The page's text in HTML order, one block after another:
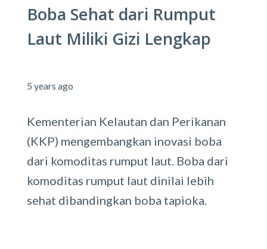
Boba Sehat dari Rumput
Laut Miliki Gizi Lengkap
5 years ago
Kementerian Kelautan dan Perikanan
(KKP) mengembangkan inovasi boba
dari komoditas rumput laut. Boba dari
komoditas rumput laut dinilai lebih
sehat dibandingkan boba tapioka.